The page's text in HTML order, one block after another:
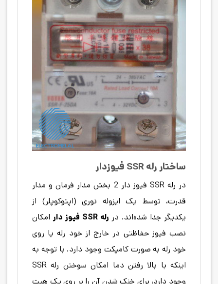
ساختار رله SSR فیوزدار
در رله SSR فیوز دار 2 بخش مدار فرمان و مدار
قدرت، توسط یک ایزوله نوری (اپتوکوپلر) از
یکدیگر جدا شده‌اند. در رله SSR فیوز دار
امکان
نصب فیوز حفاظتی در خارج از خود رله یا روی
خود رله به صورت کامپکت وجود دارد. با توجه به
اینکه با بالا رفتن دما امکان سوختن رله SSR
وجود دارد، برای خنک شدن آن را بر روی یک هیت